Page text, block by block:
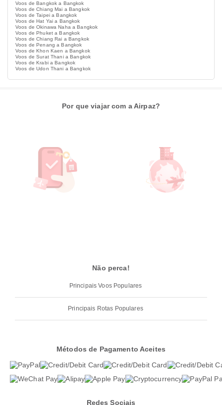
Voos de Bangkok a Bangkok
Voos de Chiang Mai a Bangkok
Voos de Taipei a Bangkok
Voos de Hat Yai a Bangkok
Voos de Okinawa Naha a Bangkok
Voos de Phuket a Bangkok
Voos de Chiang Rai a Bangkok
Voos de Penang a Bangkok
Voos de Khon Kaen a Bangkok
Voos de Surat Thani a Bangkok
Voos de Krabi a Bangkok
Voos de Udon Thani a Bangkok
Por que viajar com a Airpaz?
Não perca!
Principais Voos Populares
Principais Rotas Populares
Métodos de Pagamento Aceites
Redes Sociais